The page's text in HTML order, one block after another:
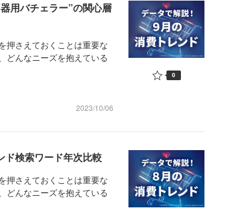
用バチェラー”の関心層
押さえておくことは重要な
どんなニーズを抱えている
2023/10/06
0
ド検索ワード年次比較
押さえておくことは重要な
どんなニーズを抱えている